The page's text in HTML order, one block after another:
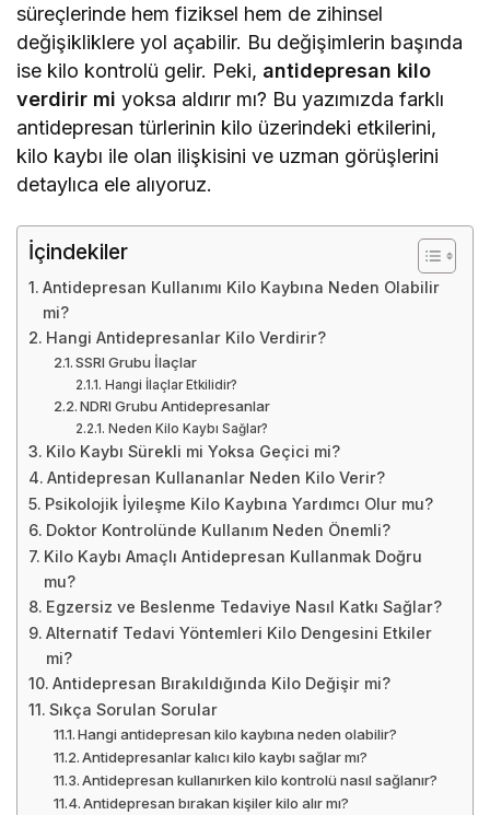
süreçlerinde hem fiziksel hem de zihinsel
değişikliklere yol açabilir. Bu değişimlerin başında
ise kilo kontrolü gelir. Peki, antidepresan kilo
verdirir mi yoksa aldırır mı? Bu yazımızda farklı
antidepresan türlerinin kilo üzerindeki etkilerini,
kilo kaybı ile olan ilişkisini ve uzman görüşlerini
detaylıca ele alıyoruz.
İçindekiler
Antidepresan Kullanımı Kilo Kaybına Neden Olabilir
mi?
Hangi Antidepresanlar Kilo Verdirir?
SSRI Grubu İlaçlar
Hangi İlaçlar Etkilidir?
NDRI Grubu Antidepresanlar
Neden Kilo Kaybı Sağlar?
Kilo Kaybı Sürekli mi Yoksa Geçici mi?
Antidepresan Kullananlar Neden Kilo Verir?
Psikolojik İyileşme Kilo Kaybına Yardımcı Olur mu?
Doktor Kontrolünde Kullanım Neden Önemli?
Kilo Kaybı Amaçlı Antidepresan Kullanmak Doğru
mu?
Egzersiz ve Beslenme Tedaviye Nasıl Katkı Sağlar?
Alternatif Tedavi Yöntemleri Kilo Dengesini Etkiler
mi?
Antidepresan Bırakıldığında Kilo Değişir mi?
Sıkça Sorulan Sorular
Hangi antidepresan kilo kaybına neden olabilir?
Antidepresanlar kalıcı kilo kaybı sağlar mı?
Antidepresan kullanırken kilo kontrolü nasıl sağlanır?
Antidepresan bırakan kişiler kilo alır mı?